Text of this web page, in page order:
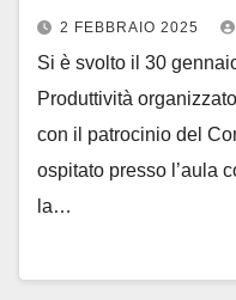
2 FEBBRAIO 2025
Si è svolto il 30
Produttività
con il patrocinio del
ospitato presso l’aula
la…